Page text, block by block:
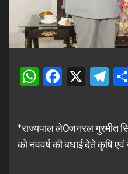
WhatsApp
X
*राज्यपाल ले0जनरल गुरमीत
को नववर्ष की बधाई देते कृषि